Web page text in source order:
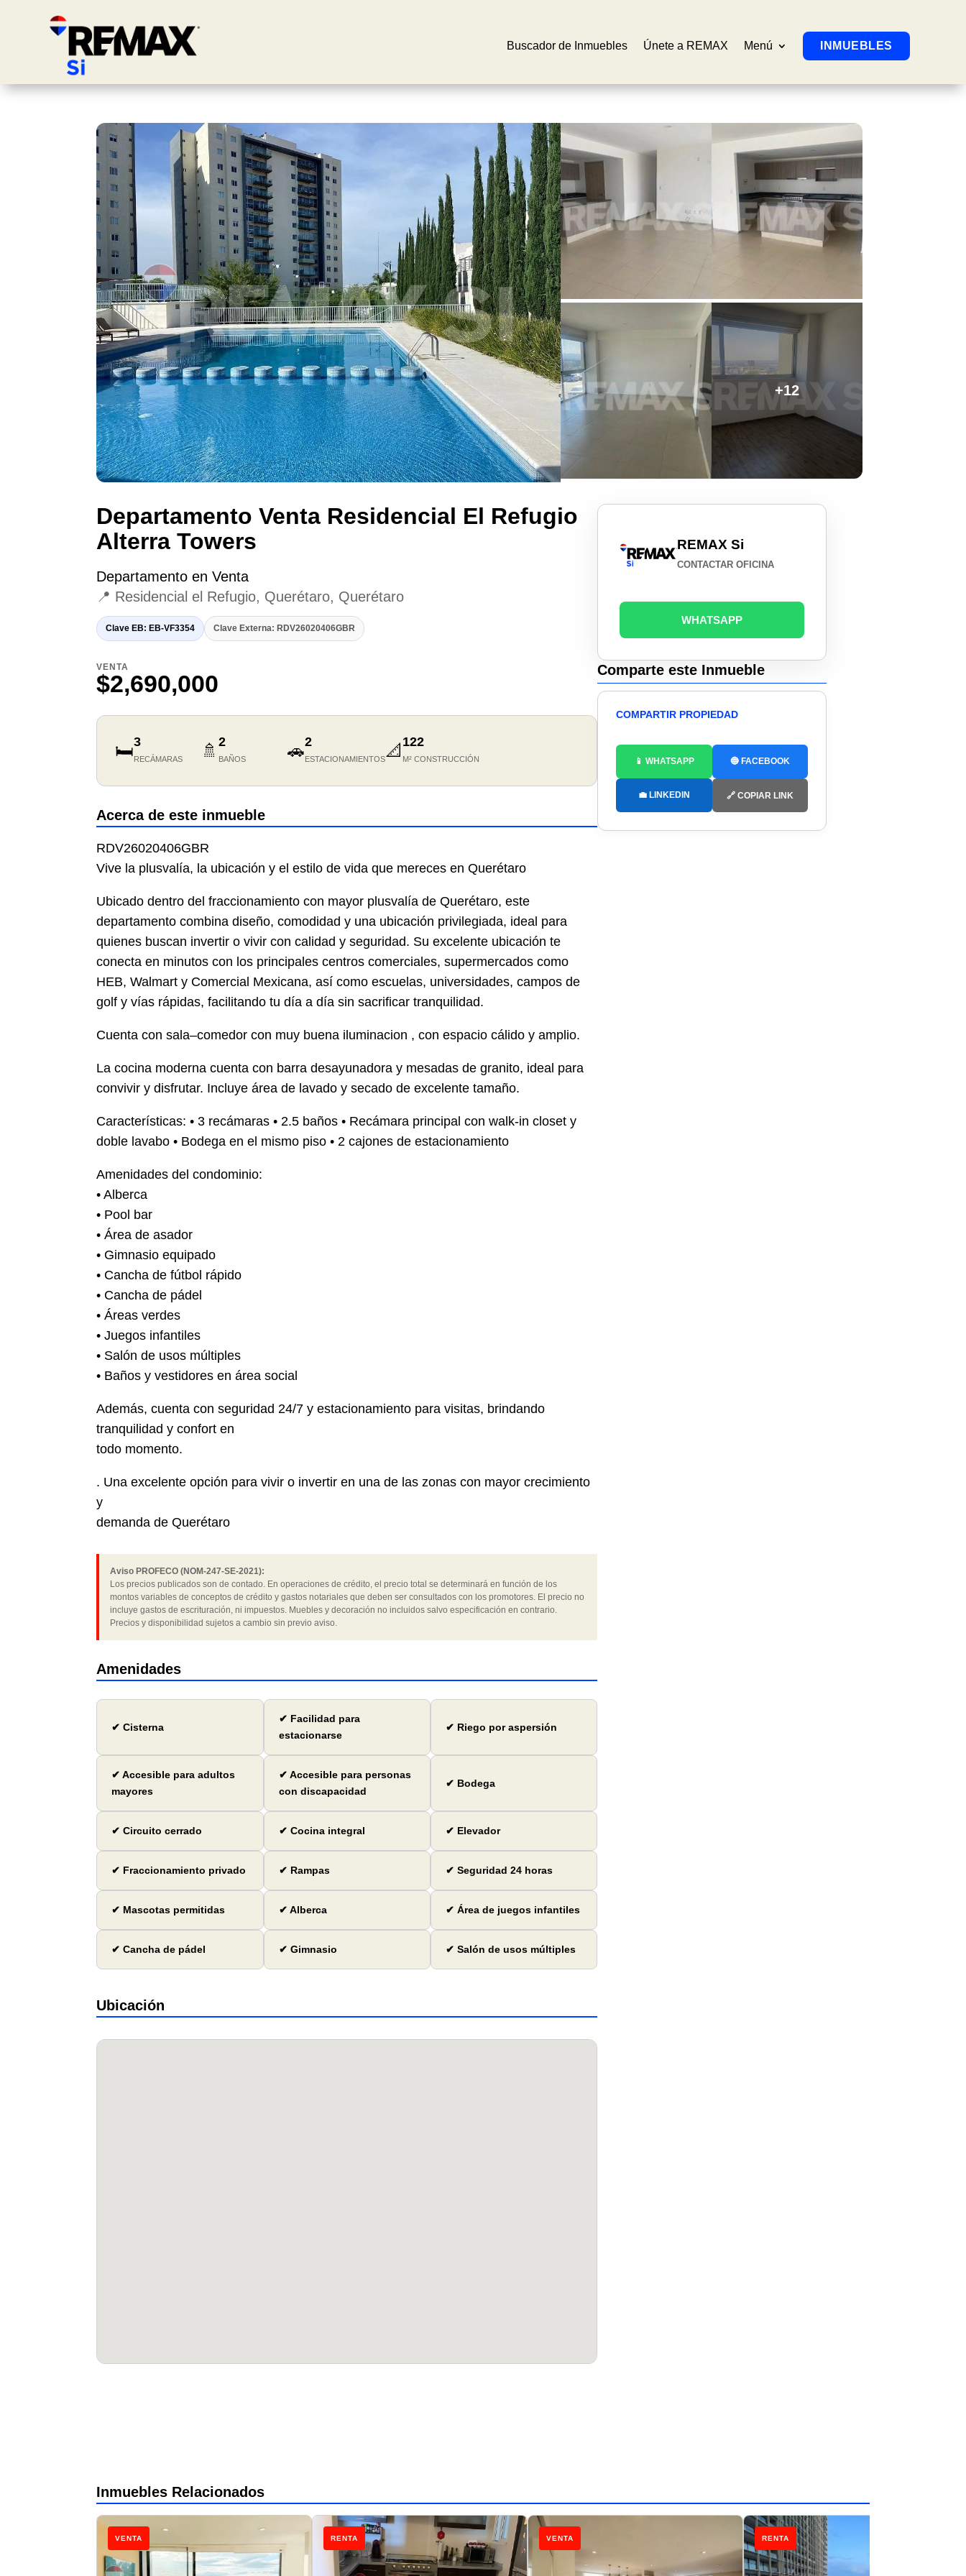
Buscador de Inmuebles Únete a REMAX Menú INMUEBLES
+12
Departamento Venta Residencial El Refugio
Alterra Towers
Departamento en Venta
📍 Residencial el Refugio, Querétaro, Querétaro
Clave EB: EB-VF3354 Clave Externa: RDV26020406GBR
VENTA
$2,690,000
🛏️3
RECÁMARAS 🚿2
BAÑOS 🚗2
ESTACIONAMIENTOS📐 122
M² CONSTRUCCIÓN
Acerca de este inmueble
RDV26020406GBR
Vive la plusvalía, la ubicación y el estilo de vida que mereces en Querétaro
Ubicado dentro del fraccionamiento con mayor plusvalía de Querétaro, este
departamento combina diseño, comodidad y una ubicación privilegiada, ideal para
quienes buscan invertir o vivir con calidad y seguridad. Su excelente ubicación te
conecta en minutos con los principales centros comerciales, supermercados como
HEB, Walmart y Comercial Mexicana, así como escuelas, universidades, campos de
golf y vías rápidas, facilitando tu día a día sin sacrificar tranquilidad.
Cuenta con sala–comedor con muy buena iluminacion , con espacio cálido y amplio.
La cocina moderna cuenta con barra desayunadora y mesadas de granito, ideal para
convivir y disfrutar. Incluye área de lavado y secado de excelente tamaño.
Características: • 3 recámaras • 2.5 baños • Recámara principal con walk-in closet y
doble lavabo • Bodega en el mismo piso • 2 cajones de estacionamiento
Amenidades del condominio:
• Alberca
• Pool bar
• Área de asador
• Gimnasio equipado
• Cancha de fútbol rápido
• Cancha de pádel
• Áreas verdes
• Juegos infantiles
• Salón de usos múltiples
• Baños y vestidores en área social
Además, cuenta con seguridad 24/7 y estacionamiento para visitas, brindando
tranquilidad y confort en
todo momento.
. Una excelente opción para vivir o invertir en una de las zonas con mayor crecimiento
y
demanda de Querétaro
Aviso PROFECO (NOM-247-SE-2021):
Los precios publicados son de contado. En operaciones de crédito, el precio total se determinará en función de los
montos variables de conceptos de crédito y gastos notariales que deben ser consultados con los promotores. El precio no
incluye gastos de escrituración, ni impuestos. Muebles y decoración no incluidos salvo especificación en contrario.
Precios y disponibilidad sujetos a cambio sin previo aviso.
Amenidades
✔ Cisterna
✔ Facilidad para
estacionarse
✔ Riego por aspersión
✔ Accesible para adultos
mayores
✔ Accesible para personas
con discapacidad
✔ Bodega
✔ Circuito cerrado ✔ Cocina integral ✔ Elevador
✔ Fraccionamiento privado ✔ Rampas ✔ Seguridad 24 horas
✔ Mascotas permitidas ✔ Alberca ✔ Área de juegos infantiles
✔ Cancha de pádel ✔ Gimnasio ✔ Salón de usos múltiples
Ubicación
REMAX Si
CONTACTAR OFICINA
WHATSAPP
Comparte este Inmueble
COMPARTIR PROPIEDAD
📱 WHATSAPP 🔵 FACEBOOK
💼 LINKEDIN 🔗 COPIAR LINK
Inmuebles Relacionados
VENTA RENTA VENTA RENTA